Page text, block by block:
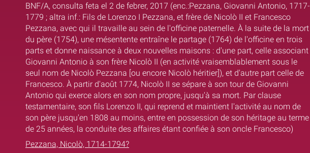
BNF/A, consulta feta el 2 de febrer, 2017 (enc.:Pezzana, Giovanni Antonio, 1717-
1779 ; altra inf.: Fils de Lorenzo I Pezzana, et frère de Nicolò II et Francesco
Pezzana, avec qui il travaille au sein de l'officine paternelle. À la suite de la mort
du père (1754), une mésentente entraîne le partage (1764) de l'officine en trois
parts et donne naissance à deux nouvelles maisons : d'une part, celle associant
Giovanni Antonio à son frère Nicolò II (en activité vraisemblablement sous le
seul nom de Nicolò Pezzana [ou encore Nicolò héritier]), et d'autre part celle de
Francesco. À partir d'août 1774, Nicolò II se sépare à son tour de Giovanni
Antonio qui exerce alors en son nom propre, jusqu'à sa mort. Par clause
testamentaire, son fils Lorenzo II, qui reprend et maintient l'activité au nom de
son père jusqu'en 1808 au moins, entre en possession de son héritage au terme
de 25 années, la conduite des affaires étant confiée à son oncle Francesco)
Pezzana, Nicolò, 1714-1794?